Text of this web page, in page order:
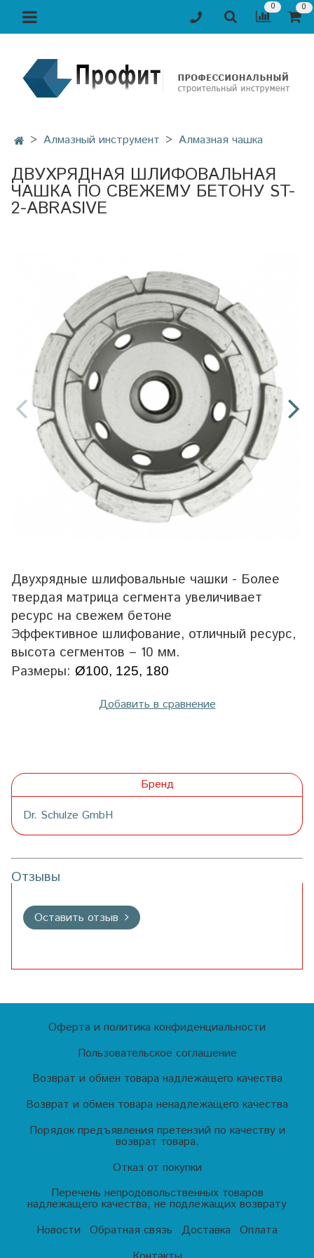
0 0
Алмазный инструмент Алмазная чашка
ДВУХРЯДНАЯ ШЛИФОВАЛЬНАЯ
ЧАШКА ПО СВЕЖЕМУ БЕТОНУ ST-
2-ABRASIVE
Двухрядные шлифовальные чашки - Более
твердая матрица сегмента увеличивает
ресурс на свежем бетоне
Эффективное шлифование, отличный ресурс,
высота сегментов – 10 мм.
Размеры: Ø100, 125, 180
Добавить в сравнение
Бренд
Dr. Schulze GmbH
Отзывы
Оставить отзыв
Оферта и политика конфиденциальности
Пользовательское соглашение
Возврат и обмен товара надлежащего качества
Возврат и обмен товара ненадлежащего качества
Порядок предъявления претензий по качеству и
возврат товара.
Отказ от покупки
Перечень непродовольственных товаров
надлежащего качества, не подлежащих возврату
Новости
Обратная связь Доставка
Оплата